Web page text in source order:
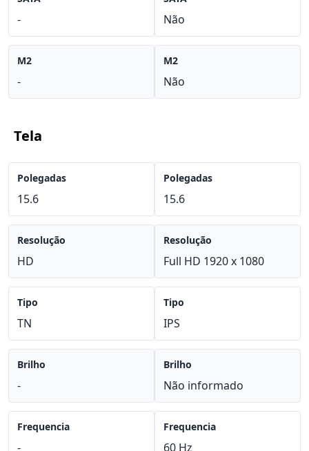
-
M2
-
Não
M2
Não
Tela
Polegadas
15.6
Resolução
HD
Tipo
TN
Brilho
-
Frequencia
-
Polegadas
15.6
Resolução
Full HD 1920 x 1080
Tipo
IPS
Brilho
Não informado
Frequencia
60 Hz